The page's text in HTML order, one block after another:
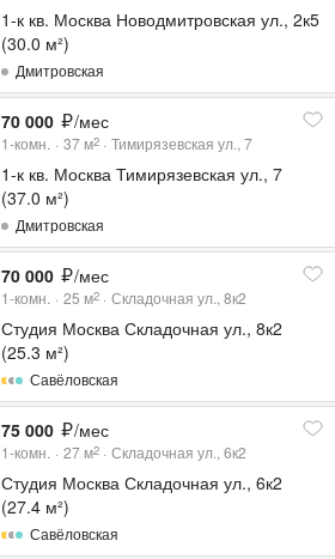
1-к кв. Москва Новодмитровская ул., 2к5
(30.0 м²)
Дмитровская
70 000 /мес
1-комн. 37 м2 Тимирязевская ул., 7
1-к кв. Москва Тимирязевская ул., 7
(37.0 м²)
Дмитровская
70 000 /мес
1-комн. 25 м2 Складочная ул., 8к2
Студия Москва Складочная ул., 8к2
(25.3 м²)
Савёловская
75 000 /мес
1-комн. 27 м2 Складочная ул., 6к2
Студия Москва Складочная ул., 6к2
(27.4 м²)
Савёловская